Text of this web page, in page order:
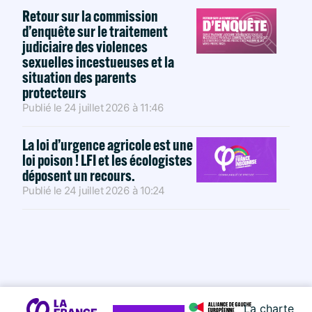
Retour sur la commission
d’enquête sur le traitement
judiciaire des violences
sexuelles incestueuses et la
situation des parents
protecteurs
Publié le 24 juillet 2026 à 11:46
La loi d’urgence agricole est une
loi poison ! LFI et les écologistes
déposent un recours.
Publié le 24 juillet 2026 à 10:24
La charte